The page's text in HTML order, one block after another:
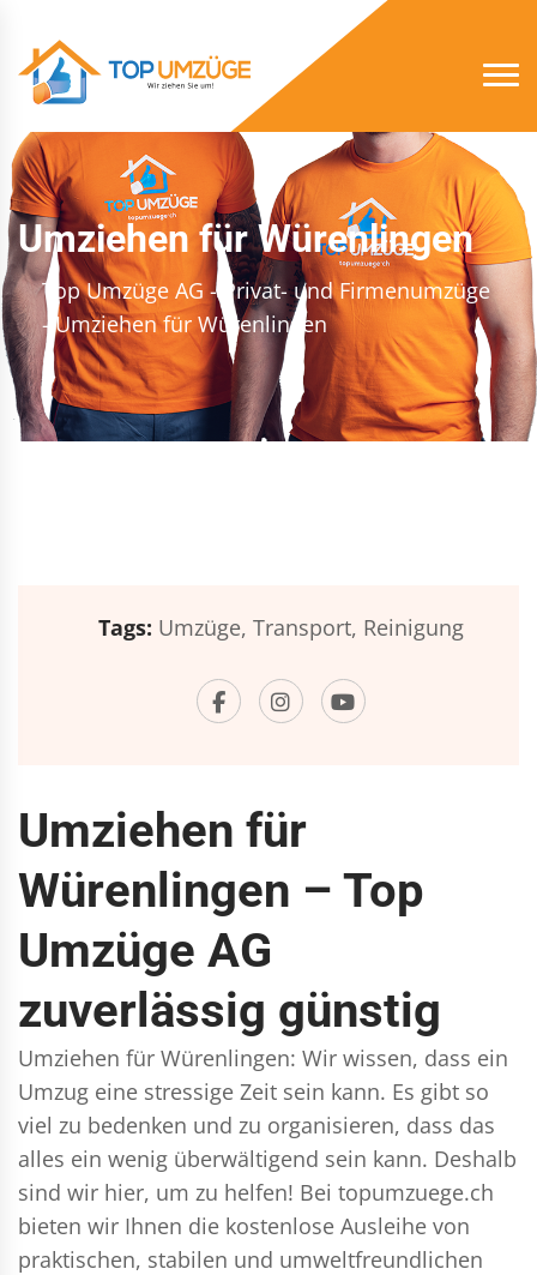
Umziehen für Würenlingen
Top Umzüge AG - Privat- und Firmenumzüge
- Umziehen für Würenlingen
Tags: Umzüge, Transport, Reinigung
Umziehen für
Würenlingen – Top
Umzüge AG
zuverlässig günstig
Umziehen für Würenlingen: Wir wissen, dass ein
Umzug eine stressige Zeit sein kann. Es gibt so
viel zu bedenken und zu organisieren, dass das
alles ein wenig überwältigend sein kann. Deshalb
sind wir hier, um zu helfen! Bei topumzuege.ch
bieten wir Ihnen die kostenlose Ausleihe von
praktischen, stabilen und umweltfreundlichen